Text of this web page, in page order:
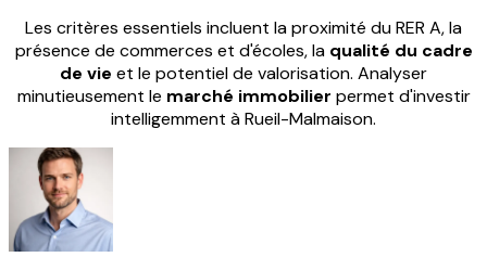
Les critères essentiels incluent la proximité du RER A, la
présence de commerces et d'écoles, la qualité du cadre
de vie et le potentiel de valorisation. Analyser
minutieusement le marché immobilier permet d'investir
intelligemment à Rueil-Malmaison.